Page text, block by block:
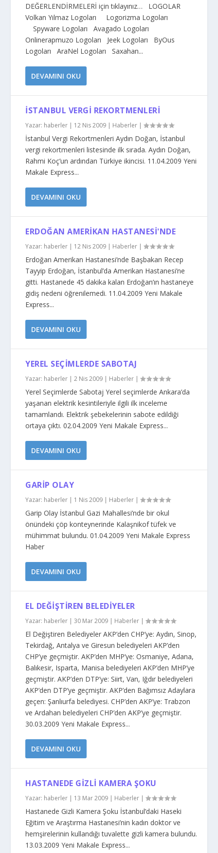
DEĞERLENDİRMELERİ için tıklayınız… LOGOLAR
Volkan Yılmaz Logoları Logorizma Logoları
Spyware Logoları Avagado Logoları
Onlinerapmuzo Logoları Jeek Logoları ByOus
Logoları AraNel Logoları Saxahan...
DEVAMINI OKU
İSTANBUL VERGI REKORTMENLERI
Yazar: haberler | 12 Nis 2009 | Haberler |
İstanbul Vergi Rekortmenleri Aydın Doğan, İstanbul
vergi rekortmenleri listesinde ilk sırada. Aydın Doğan,
Rahmi Koç’un ardından Türkiye ikincisi. 11.04.2009 Yeni
Makale Express...
DEVAMINI OKU
ERDOĞAN AMERIKAN HASTANESI'NDE
Yazar: haberler | 12 Nis 2009 | Haberler |
Erdoğan Amerikan Hastanesi’nde Başbakan Recep
Tayyip Erdoğan, İstanbul’da Amerikan Hastanesi’ne
gitti. Hastanede 45 dakika kalan Erdoğan’ın hastaneye
gidiş nedeni öğrenilemedi. 11.04.2009 Yeni Makale
Express...
DEVAMINI OKU
YEREL SEÇIMLERDE SABOTAJ
Yazar: haberler |2 Nis 2009 | Haberler |
Yerel Seçimlerde Sabotaj Yerel seçimlerde Ankara’da
yaşanan elektrik kesintileriyle ilgili ilk inceleme
tamamlandı. Elektrik şebekelerinin sabote edildiği
ortaya çıktı. 02.04.2009 Yeni Makale Express...
DEVAMINI OKU
GARIP OLAY
Yazar: haberler | 1 Nis 2009 | Haberler |
Garip Olay İstanbul Gazi Mahallesi’nde bir okul
önündeki çöp konteynerinde Kalaşnikof tüfek ve
mühimmat bulundu. 01.04.2009 Yeni Makale Express
Haber
DEVAMINI OKU
EL DEĞIŞTIREN BELEDIYELER
Yazar: haberler |30 Mar 2009 | Haberler |
El Değiştiren Belediyeler AKP’den CHP’ye: Aydın, Sinop,
Tekirdağ, Antalya ve Giresun belediyeleri AKP’den
CHP’ye geçmiştir. AKP’den MHP’ye: Osmaniye, Adana,
Balıkesir, Isparta, Manisa belediyeleri AKP’den MHP’ye
geçmiştir. AKP’den DTP’ye: Siirt, Van, Iğdır belediyeleri
AKP’den DTP’ye geçmiştir. AKP’den Bağımsız Adaylara
geçen: Şanlıurfa belediyesi. CHP’den AKP’ye: Trabzon
ve Ardahan belediyeleri CHP’den AKP’ye geçmiştir.
30.03.2009 Yeni Makale Express...
DEVAMINI OKU
HASTANEDE GIZLI KAMERA ŞOKU
Yazar: haberler | 13 Mar 2009 | Haberler |
Hastanede Gizli Kamera Şoku İstanbul’daki Haseki
Eğitim ve Araştırma Hastanesi’nin kadın doktor ve
hemşirelerinin kullandığı tuvalette gizli kamera bulundu.
13.03.2009 Yeni Makale Express...